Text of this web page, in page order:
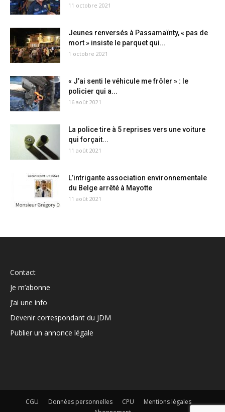
11 octobre 2021
Jeunes renversés à Passamaïnty, « pas de
mort » insiste le parquet qui...
1 octobre 2021
« J’ai senti le véhicule me frôler » : le
policier qui a...
16 août 2021
La police tire à 5 reprises vers une voiture
qui forçait...
11 août 2021
L’intrigante association environnementale
du Belge arrêté à Mayotte
11 août 2021
Contact
Je m’abonne
J’ai une info
Devenir correspondant du JDM
Publier un annonce légale
CGU Données personnelles CPU
Mentions légales